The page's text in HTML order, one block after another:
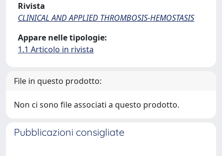
Rivista
CLINICAL AND APPLIED THROMBOSIS-HEMOSTASIS
Appare nelle tipologie:
1.1 Articolo in rivista
File in questo prodotto:
Non ci sono file associati a questo prodotto.
Pubblicazioni consigliate